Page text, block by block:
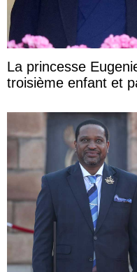
La princesse
troisième enfant et